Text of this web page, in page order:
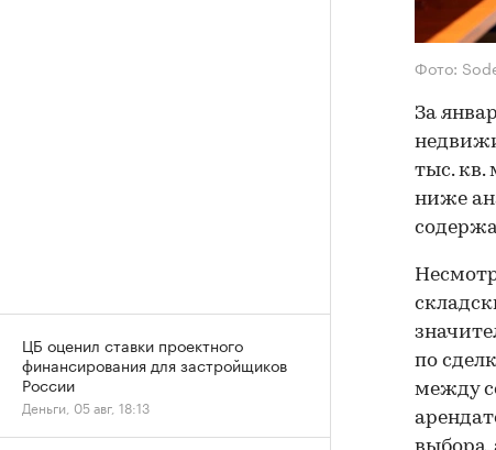
Фото:
За
тыс. кв.
ниже
по
между
ЦБ оценил ставки проектного
финансирования для застройщиков
России
Деньги, 05 авг, 18:13